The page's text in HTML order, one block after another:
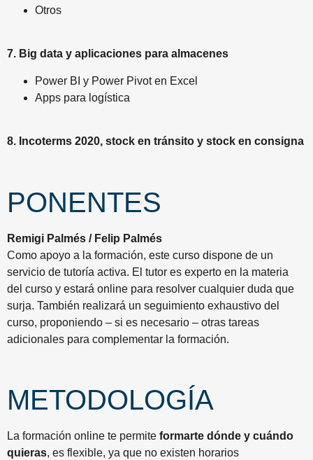
Otros
7. Big data y aplicaciones para almacenes
Power BI y Power Pivot en Excel
Apps para logística
8. Incoterms 2020, stock en tránsito y stock en consigna
PONENTES
Remigi Palmés / Felip Palmés
Como apoyo a la formación, este curso dispone de un
servicio de tutoría activa. El tutor es experto en la materia
del curso y estará online para resolver cualquier duda que
surja. También realizará un seguimiento exhaustivo del
curso, proponiendo – si es necesario – otras tareas
adicionales para complementar la formación.
METODOLOGÍA
La formación online te permite formarte dónde y cuándo
quieras, es flexible, ya que no existen horarios